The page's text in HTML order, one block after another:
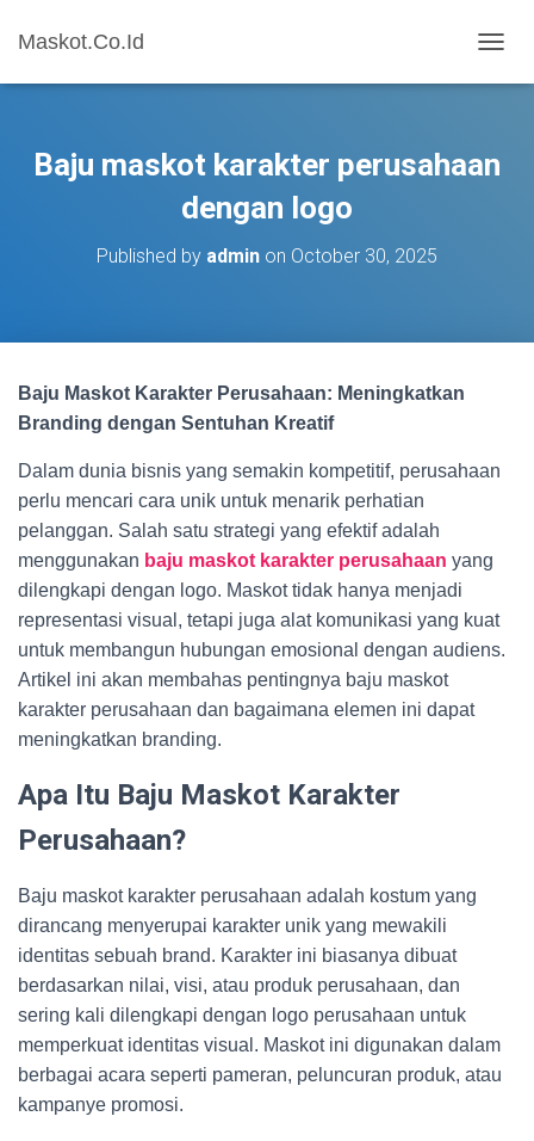
Maskot.Co.Id
O
E
Baju maskot karakter perusahaan
dengan logo
Published by admin on October 30, 2025
Baju Maskot Karakter Perusahaan: Meningkatkan
Branding dengan Sentuhan Kreatif
Dalam dunia bisnis yang semakin kompetitif, perusahaan
perlu mencari cara unik untuk menarik perhatian
pelanggan. Salah satu strategi yang efektif adalah
menggunakan baju maskot karakter perusahaan yang
dilengkapi dengan logo. Maskot tidak hanya menjadi
representasi visual, tetapi juga alat komunikasi yang kuat
untuk membangun hubungan emosional dengan audiens.
Artikel ini akan membahas pentingnya baju maskot
karakter perusahaan dan bagaimana elemen ini dapat
meningkatkan branding.
Apa Itu Baju Maskot Karakter
Perusahaan?
Baju maskot karakter perusahaan adalah kostum yang
dirancang menyerupai karakter unik yang mewakili
identitas sebuah brand. Karakter ini biasanya dibuat
berdasarkan nilai, visi, atau produk perusahaan, dan
sering kali dilengkapi dengan logo perusahaan untuk
memperkuat identitas visual. Maskot ini digunakan dalam
berbagai acara seperti pameran, peluncuran produk, atau
kampanye promosi.